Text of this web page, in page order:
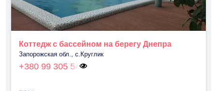
Коттедж с бассейном на берегу Днепра
Запорожская обл., с.Круглик
+380 99 305 54